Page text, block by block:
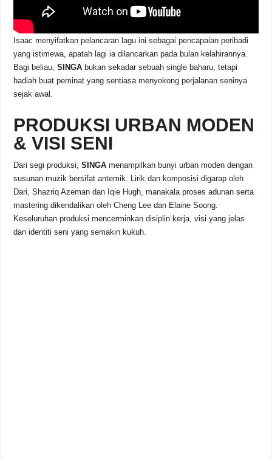
Isaac menyifatkan pelancaran lagu ini sebagai pencapaian peribadi
yang istimewa, apatah lagi ia dilancarkan pada bulan kelahirannya.
Bagi beliau,SINGA bukan sekadar sebuah single baharu, tetapi
hadiah buat peminat yang sentiasa menyokong perjalanan seninya
sejak awal.
PRODUKSI URBAN MODEN
& VISI SENI
Dari segi produksi,SINGA menampilkan bunyi urban moden dengan
susunan muzik bersifat antemik. Lirik dan komposisi digarap oleh
Dari, Shazriq Azeman dan Iqie Hugh, manakala proses adunan serta
mastering dikendalikan oleh Cheng Lee dan Elaine Soong.
Keseluruhan produksi mencerminkan disiplin kerja, visi yang jelas
dan identiti seni yang semakin kukuh.